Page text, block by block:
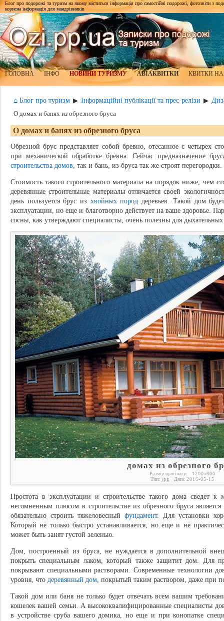
Блог про подорожі та туризм на якому міститься інформація про самостійні подорожі, фотозвіти з
корисна інформація для мандрівників
ГОЛОВНА ІНФО НОВИНИ ТУРИЗМУ АВІАКВИТКИ КВИТКИ
⌂ Блог про туризм ▶ Інформаційні публікації та прес-релізи ▶
О домах и банях из обрезного бруса
О домах и банях из обрезного бруса
Обрезной брус представляет собой бревно, отесанное с четырех
при механической обработке бревна. Сейчас предназначение
строительства домов, так и бань, из бруса так же строят перегородки.
Стоимость такого строительного материала на порядок ниже, чем
деревянные строительные материалы отличается своей
день пользуется брус из хвойных пород деревьев. Такой дом
эксплуатации, но еще и благотворно действует на ваше здоровье.
сосны, как утверждают специалисты, очень полезны для дыхательных
домах из обрезного
Розмір оригіналу: 1200x800
Тип: jpg Дата: 2016-05-15
Простота в эксплуатации и строительстве такого дома
несомненным плюсом в строительстве из обрезного бруса
обязательно строить тяжеловесный фундамент. Для установки
Который не только быстро устанавливается, но еще и не
может быть занят густой зеленью.
Дом, построенный из бруса, не нуждается в дополнительной
покрыть специальным лаком, который также защитит дом. Для
покрывают специальными растворами. Современные технологии
уровня, что деревянный дом, покрытый таким раствором, даже при
Такой дом или баня не только будет отвечать всем вашим
кошелек вашей семьи. А высококвалифицированные специалисты
в устройстве сруба вашего домика, но еще и при конопатке